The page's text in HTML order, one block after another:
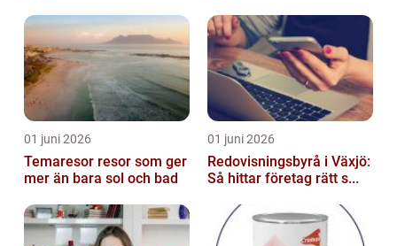
01 juni 2026
Temaresor resor som ger
mer än bara sol och bad
01 juni 2026
Redovisningsbyrå i Växjö:
Så hittar företag rätt s...